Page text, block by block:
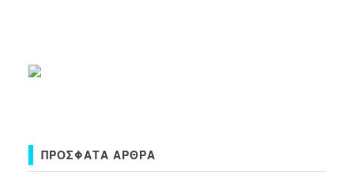
ΠΡΌΣΦΑΤΑ ΆΡΘΡΑ